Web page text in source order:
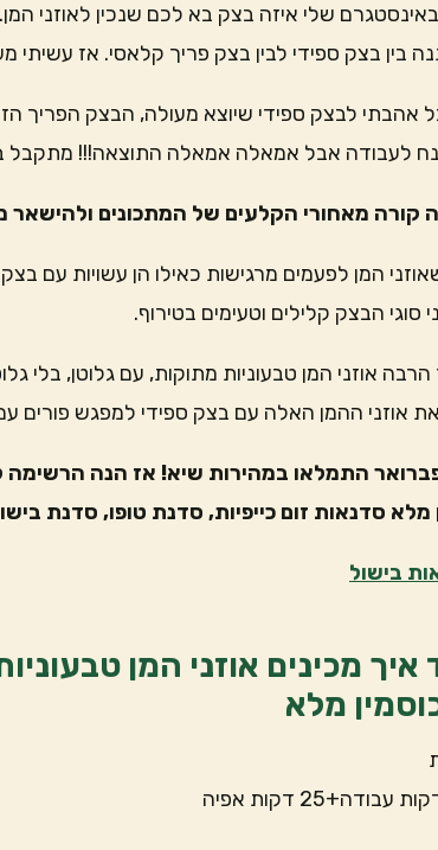
שלי איזה בצק בא לכם שנכין לאוזני
בין בצק ספידי לבין בצק פריך קלאסי. אז עשיתי
אהבתי לבצק ספידי שיוצא מעולה, הבצק הפריך
נח לעבודה אבל אמאלה אמאלה התוצאה!!! מתקבל
קורה מאחורי הקלעים של המתכונים ולהישאר
המן לפעמים מרגישות כאילו הן עשויות עם
הבצק קלילים וטעימים בטירוף.
אוזני המן טבעוניות מתוקות, עם גלוטן, בלי
אוזני ההמן האלה עם בצק ספידי למפגש פורים
התמלאו במהירות שיא! אז הנה הרשימה
סדנאות זום כייפיות, סדנת טופו, סדנת
בישול
איך מכינים אוזני המן
מלא